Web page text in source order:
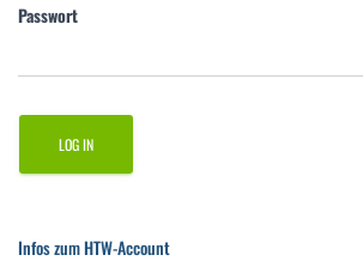
Passwort
Infos zum HTW-Account